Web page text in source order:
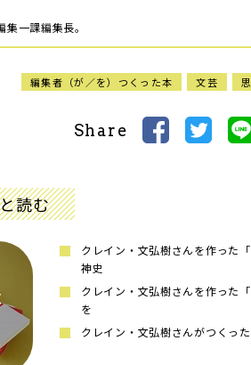
一課編集長。
編集者（が／を）つくった本 文芸
Share
読む
クレイン・文弘樹さんを作った
神史
クレイン・文弘樹さんを作った
を
クレイン・文弘樹さんがつくっ